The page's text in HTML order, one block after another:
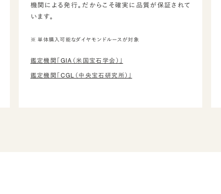
機関による発行。だからこそ確実に品質が保証されて
います。
※ 単体購入可能なダイヤモンドルースが対象
鑑定機関「GIA（米国宝石学会）」
鑑定機関「CGL（中央宝石研究所）」